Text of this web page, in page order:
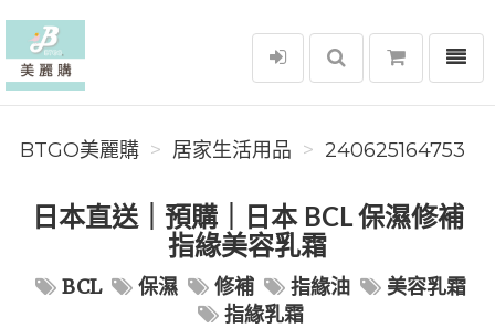
BTGO美麗購
選單
BTGO美麗購 居家生活用品 240625164753
日本直送｜預購｜日本 BCL 保濕修補
指緣美容乳霜
BCL 保濕 修補 指緣油
美容乳霜
指緣乳霜